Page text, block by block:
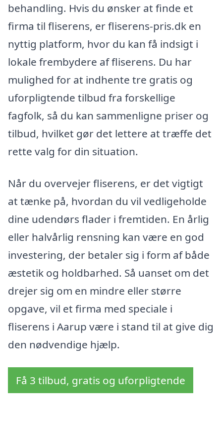
behandling. Hvis du ønsker at finde et
firma til fliserens, er fliserens-pris.dk en
nyttig platform, hvor du kan få indsigt i
lokale frembydere af fliserens. Du har
mulighed for at indhente tre gratis og
uforpligtende tilbud fra forskellige
fagfolk, så du kan sammenligne priser og
tilbud, hvilket gør det lettere at træffe det
rette valg for din situation.
Når du overvejer fliserens, er det vigtigt
at tænke på, hvordan du vil vedligeholde
dine udendørs flader i fremtiden. En årlig
eller halvårlig rensning kan være en god
investering, der betaler sig i form af både
æstetik og holdbarhed. Så uanset om det
drejer sig om en mindre eller større
opgave, vil et firma med speciale i
fliserens i Aarup være i stand til at give dig
den nødvendige hjælp.
Få 3 tilbud, gratis og uforpligtende